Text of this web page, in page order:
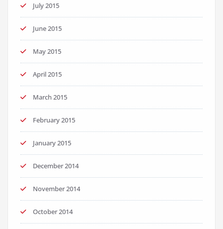
July 2015
June 2015
May 2015
April 2015
March 2015
February 2015
January 2015
December 2014
November 2014
October 2014